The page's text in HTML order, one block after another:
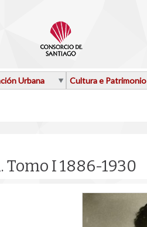
Urbana
Cultura e Patrimonio
Tomo I 1886-1930